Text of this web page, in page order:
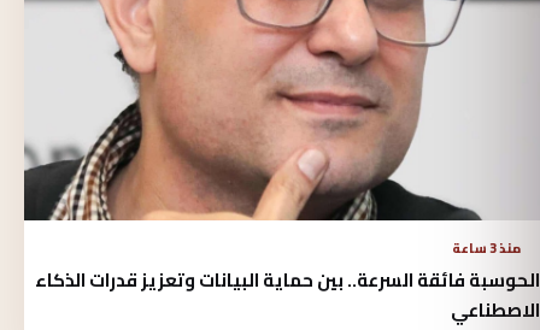
منذ 3 ساعة
الحوسبة فائقة السرعة.. بين حماية البيانات وتعزيز قدرات الذكاء
الاصطناعي